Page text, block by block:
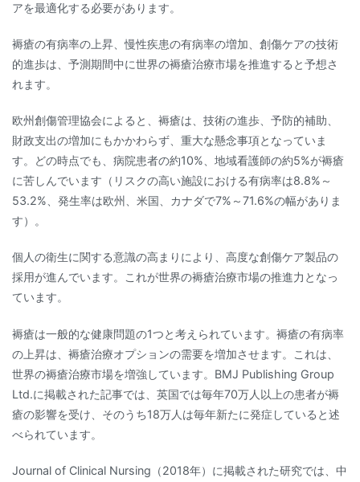
アを最適化する必要があります。
褥瘡の有病率の上昇、慢性疾患の有病率の増加、創傷ケアの技術
的進歩は、予測期間中に世界の褥瘡治療市場を推進すると予想さ
れます。
欧州創傷管理協会によると、褥瘡は、技術の進歩、予防的補助、
財政支出の増加にもかかわらず、重大な懸念事項となっていま
す。どの時点でも、病院患者の約10%、地域看護師の約5%が褥瘡
に苦しんでいます（リスクの高い施設における有病率は8.8%～
53.2%、発生率は欧州、米国、カナダで7%～71.6%の幅がありま
す）。
個人の衛生に関する意識の高まりにより、高度な創傷ケア製品の
採用が進んでいます。これが世界の褥瘡治療市場の推進力となっ
ています。
褥瘡は一般的な健康問題の1つと考えられています。褥瘡の有病率
の上昇は、褥瘡治療オプションの需要を増加させます。これは、
世界の褥瘡治療市場を増強しています。BMJ Publishing Group
Ltd.に掲載された記事では、英国では毎年70万人以上の患者が褥
瘡の影響を受け、そのうち18万人は毎年新たに発症していると述
べられています。
Journal of Clinical Nursing（2018年）に掲載された研究では、中